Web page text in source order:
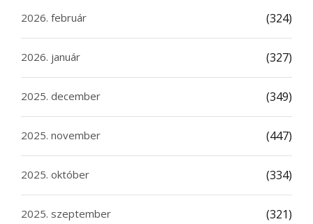
2026. február (324)
2026. január (327)
2025. december (349)
2025. november (447)
2025. október (334)
2025. szeptember (321)